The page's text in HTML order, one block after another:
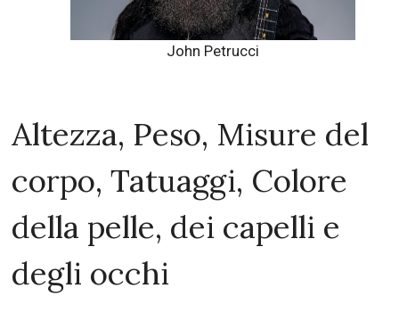
John Petrucci
Altezza, Peso, Misure del
corpo, Tatuaggi, Colore
della pelle, dei capelli e
degli occhi